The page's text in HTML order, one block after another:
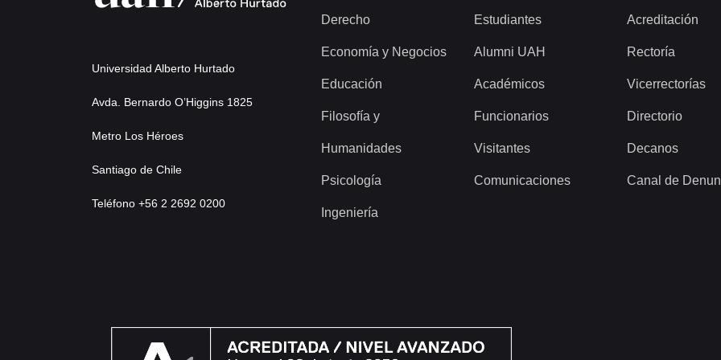
Universidad Alberto Hurtado
Avda. Bernardo O’Higgins 1825
Metro Los Héroes
Santiago de Chile
Teléfono +56 2 2692 0200
Derecho
Economía y Negocios
Educación
Filosofía y
Humanidades
Psicología
Ingeniería
Estudiantes
Alumni UAH
Académicos
Funcionarios
Visitantes
Comunicaciones
Acreditación
Rectoría
Vicerrectorías
Directorio
Decanos
Canal de